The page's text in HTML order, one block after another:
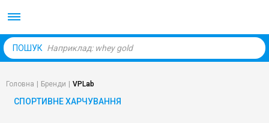
ПОШУК
Головна Бренди VPLab
СПОРТИВНЕ ХАРЧУВАННЯ